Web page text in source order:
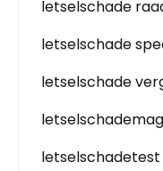
letselschade
letselschade
letselschade
letselschadetest